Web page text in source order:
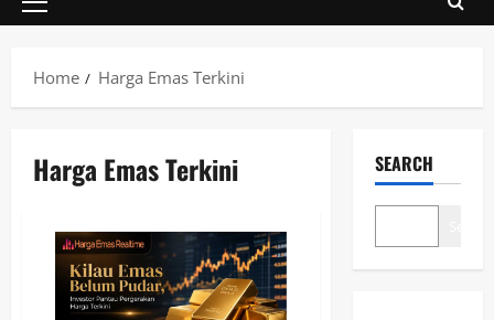
Primary
Home
Harga Emas Terkini
Harga Emas Terkini SEARCH